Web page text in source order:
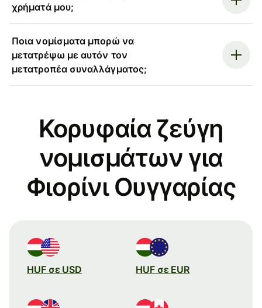
χρήματά μου;
Ποια νομίσματα μπορώ να
μετατρέψω με αυτόν τον
μετατροπέα συναλλάγματος;
Κορυφαία ζεύγη
νομισμάτων για
Φιορίνι Ουγγαρίας
HUF σε USD HUF σε EUR